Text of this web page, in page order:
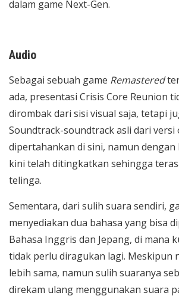
dalam game Next-Gen.
Audio
Sebagai sebuah game Remastered
ada, presentasi Crisis Core Reunion
dirombak dari sisi visual saja, tetapi
Soundtrack-soundtrack asli dari versi
dipertahankan di sini, namun dengan
kini telah ditingkatkan sehingga
telinga.
Sementara, dari sulih suara sendiri,
menyediakan dua bahasa yang bisa
Bahasa Inggris dan Jepang, di mana
tidak perlu diragukan lagi. Meskipun
lebih sama, namun sulih suaranya
direkam ulang menggunakan suara